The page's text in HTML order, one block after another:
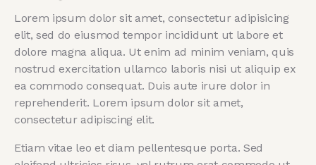
Lorem ipsum dolor sit amet, consectetur adipisicing
elit, sed do eiusmod tempor incididunt ut labore et
dolore magna aliqua. Ut enim ad minim veniam, quis
nostrud exercitation ullamco laboris nisi ut aliquip ex
ea commodo consequat. Duis aute irure dolor in
reprehenderit. Lorem ipsum dolor sit amet,
consectetur adipiscing elit.
Etiam vitae leo et diam pellentesque porta. Sed